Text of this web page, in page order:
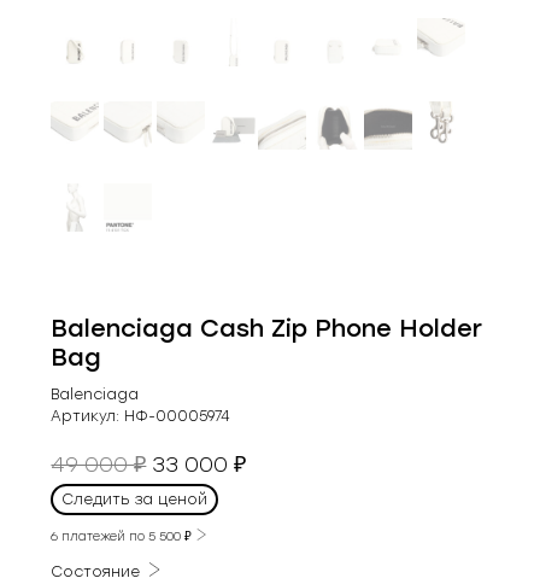
Balenciaga Cash Zip Phone Holder
Bag
Balenciaga
Артикул: НФ-00005974
49 000₽ Первоначальная
цена
составляла
49
000 ₽.
33 000₽Текущая
Следить за ценой
6 платежей по5 500₽
Состояние